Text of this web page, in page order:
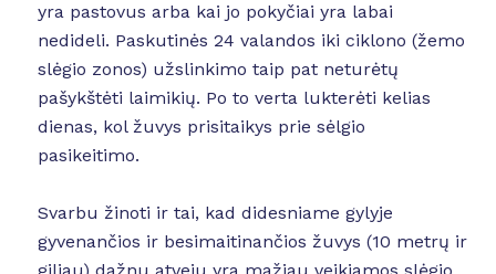
yra pastovus arba kai jo pokyčiai yra labai
nedideli. Paskutinės 24 valandos iki ciklono (žemo
slėgio zonos) užslinkimo taip pat neturėtų
pašykštėti laimikių. Po to verta lukterėti kelias
dienas, kol žuvys prisitaikys prie sėlgio
pasikeitimo.
Svarbu žinoti ir tai, kad didesniame gylyje
gyvenančios ir besimaitinančios žuvys (10 metrų ir
giliau) dažnu atveju yra mažiau veikiamos slėgio